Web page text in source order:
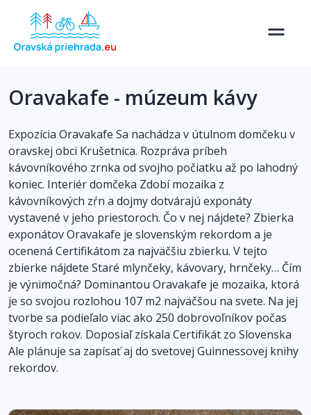
Oravakafe - múzeum kávy
Expozícia Oravakafe Sa nachádza v útulnom domčeku v
oravskej obci Krušetnica. Rozpráva príbeh
kávovníkového zrnka od svojho počiatku až po lahodný
koniec. Interiér domčeka Zdobí mozaika z
kávovníkových zŕn a dojmy dotvárajú exponáty
vystavené v jeho priestoroch. Čo v nej nájdete? Zbierka
exponátov Oravakafe je slovenským rekordom a je
ocenená Certifikátom za najväčšiu zbierku. V tejto
zbierke nájdete Staré mlynčeky, kávovary, hrnčeky… Čím
je výnimočná? Dominantou Oravakafe je mozaika, ktorá
je so svojou rozlohou 107 m2 najväčšou na svete. Na jej
tvorbe sa podieľalo viac ako 250 dobrovoľníkov počas
štyroch rokov. Doposiaľ získala Certifikát zo Slovenska
Ale plánuje sa zapísať aj do svetovej Guinnessovej knihy
rekordov.